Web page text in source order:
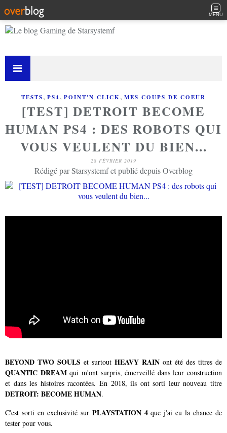
MENU
TESTS, PS4, POINT'N CLICK, MES COUPS DE COEUR
[TEST] DETROIT BECOME
HUMAN PS4 : DES ROBOTS QUI
VOUS VEULENT DU BIEN...
28 FÉVRIER 2019
Rédigé par Starsystemf et publié depuis Overblog
BEYOND TWO SOULS et surtout HEAVY RAIN ont été des titres de
QUANTIC DREAMqui m'ont surpris, émerveillé dans leur construction
et dans les histoires racontées. En 2018, ils ont sorti leur nouveau titre
DETROIT: BECOME HUMAN.
C'est sorti en exclusivité sur PLAYSTATION 4que j'ai eu la chance de
tester pour vous.